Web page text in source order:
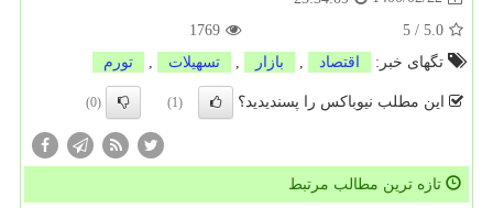
5.0
/
5
1769
تگهای خبر:
اقتصاد بازار تسهیلات تورم
این مطلب نیوباکس را پسندیدید؟ (1)
(0)
تازه ترین مطالب مرتبط